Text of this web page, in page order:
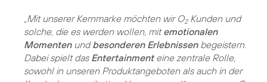
„Mit unserer Kernmarke möchten wir O2Kunden und
solche, die es werden wollen, mitemotionalen
Momentenundbesonderen Erlebnissenbegeistern.
Dabei spielt das Entertainmenteine zentrale Rolle,
sowohl in unseren Produktangeboten als auch in der